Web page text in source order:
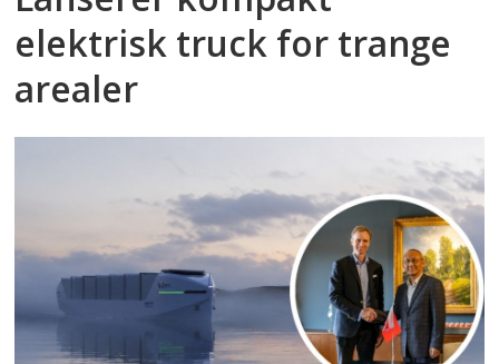
elektrisk truck for trange
arealer